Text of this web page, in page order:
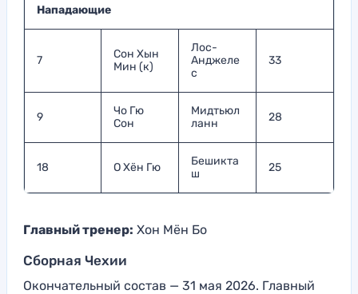
Нападающие
7
Сон Хын
Мин (к)
Лос-
Анджеле
с
33
9
Чо Гю
Сон
Мидтьюл
ланн
28
18 О Хён Гю
Бешикта
ш
25
Главный тренер: Хон Мён Бо
Сборная Чехии
Окончательный состав — 31 мая 2026. Главный